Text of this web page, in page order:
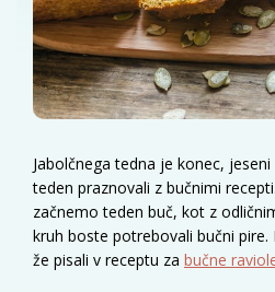
Jabolčnega tedna je konec,
teden praznovali z bučnimi
začnemo teden buč, kot z
kruh boste potrebovali bučni
že pisali v receptu za bučne